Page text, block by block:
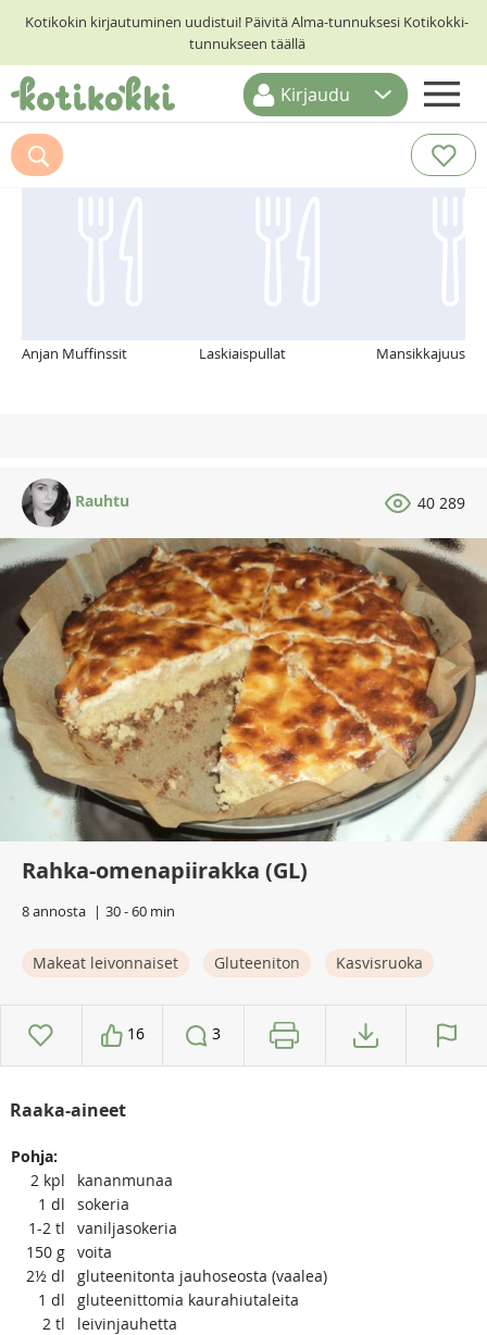
Kotikokin kirjautuminen uudistui! Päivitä Alma-tunnuksesi Kotikokki-
tunnukseen täällä
ETUSIVU
RESEPTIHAKU
Kirjaudu
Suosittelemme myös
Anjan Muffinssit Laskiaispullat
Rauhtu 40 289
Rahka-omenapiirakka (GL)
8 annosta 30 - 60 min
Makeat leivonnaiset Gluteeniton Kasvisruoka
16 3
Raaka-aineet
Pohja:
2 kpl
kananmunaa
1 dl
sokeria
1-2 tl
vaniljasokeria
150 g voita
2½ dl
gluteenitonta jauhoseosta (vaalea)
1 dl
gluteenittomia kaurahiutaleita
2 tl
leivinjauhetta